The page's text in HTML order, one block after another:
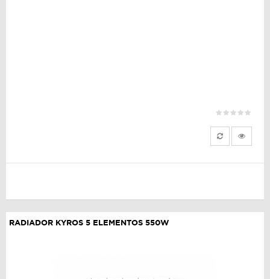
RADIADOR KYROS 5 ELEMENTOS 550W